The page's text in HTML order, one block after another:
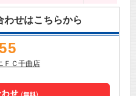
せはこちらから
ＦＣ千曲店